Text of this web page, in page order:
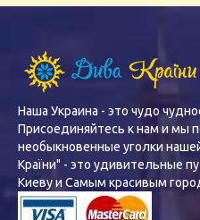
Наша Украина - это чудо
Присоединяйтесь к нам и мы
необыкновенные уголки
Країни" - это удивительные
Киеву и Самым красивым